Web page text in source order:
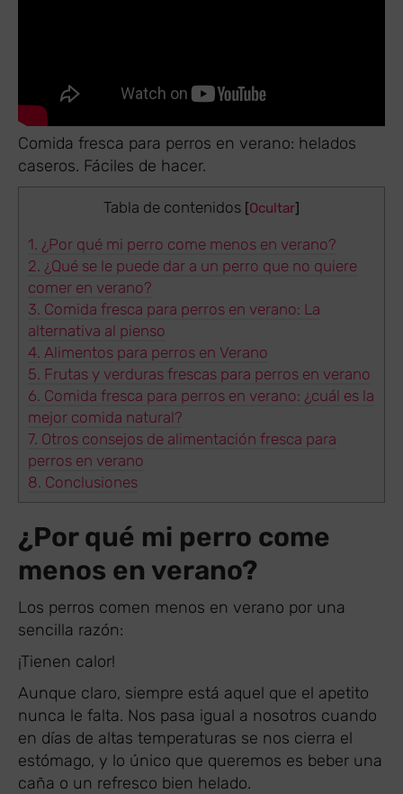
Comida fresca para perros en verano: helados
caseros. Fáciles de hacer.
Tabla de contenidos [Ocultar]
1. ¿Por qué mi perro come menos en verano?
2. ¿Qué se le puede dar a un perro que no quiere
comer en verano?
3. Comida fresca para perros en verano: La
alternativa al pienso
4. Alimentos para perros en Verano
5. Frutas y verduras frescas para perros en verano
6. Comida fresca para perros en verano: ¿cuál es la
mejor comida natural?
7. Otros consejos de alimentación fresca para
perros en verano
8. Conclusiones
¿Por qué mi perro come
menos en verano?
Los perros comen menos en verano por una
sencilla razón:
¡Tienen calor!
Aunque claro, siempre está aquel que el apetito
nunca le falta. Nos pasa igual a nosotros cuando
en días de altas temperaturas se nos cierra el
estómago, y lo único que queremos es beber una
caña o un refresco bien helado.